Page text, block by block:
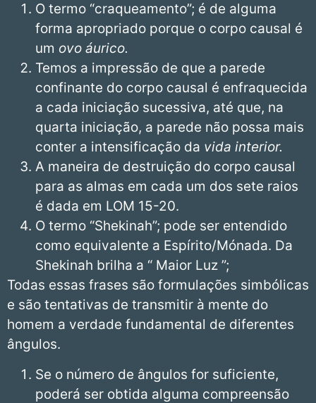
O termo “craqueamento”; é de alguma
forma apropriado porque o corpo causal é
um ovo áurico.
Temos a impressão de que a parede
confinante do corpo causal é enfraquecida
a cada iniciação sucessiva, até que, na
quarta iniciação, a parede não possa mais
conter a intensificação da vida interior.
A maneira de destruição do corpo causal
para as almas em cada um dos sete raios
é dada em LOM 15-20.
O termo “Shekinah”; pode ser entendido
como equivalente a Espírito/Mónada. Da
Shekinah brilha a “ Maior Luz ”;
Todas essas frases são formulações simbólicas
e são tentativas de transmitir à mente do
homem a verdade fundamental de diferentes
ângulos.
Se o número de ângulos for suficiente,
poderá ser obtida alguma compreensão